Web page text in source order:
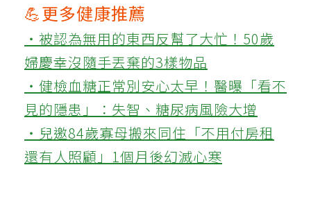
💪更多健康推薦
‧被認為無用的東西反幫了大忙！50歲
婦慶幸沒隨手丟棄的3樣物品
‧健檢血糖正常別安心太早！醫曝「看不
見的隱患」：失智、糖尿病風險大增
‧兒邀84歲寡母搬來同住「不用付房租
還有人照顧」1個月後幻滅心寒